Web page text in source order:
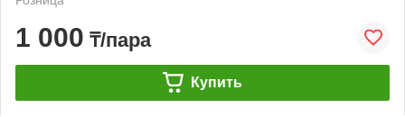
1 000 ₸/пара
Купить